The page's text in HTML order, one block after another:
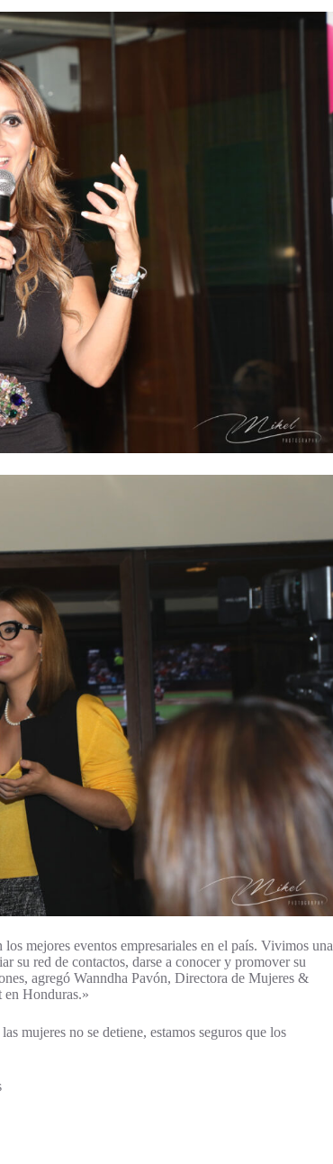
mejores eventos empresariales en el país. Vivimos una
su red de contactos, darse a conocer y promover su
agregó Wanndha Pavón, Directora de Mujeres &
en Honduras.»
mujeres no se detiene, estamos seguros que los